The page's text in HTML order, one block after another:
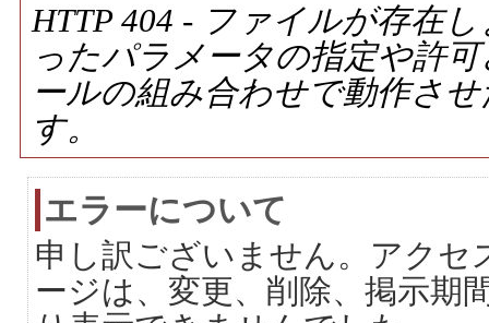
HTTP 404 - ファイルが存在
ったパラメータの指定や許
ールの組み合わせで動作さ
す。
エラーについて
申し訳ございません。アクセ
ージは、変更、削除、掲示期